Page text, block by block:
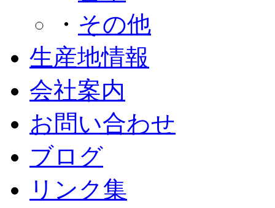
・ その他
生産地情報
会社案内
お問い合わせ
ブログ
リンク集